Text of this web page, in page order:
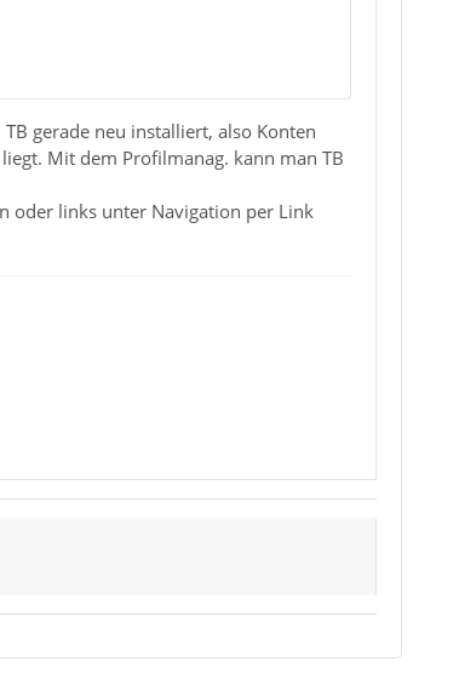
gerade neu installiert, also Konten
Mit dem Profilmanag. kann man TB
oder links unter Navigation per Link